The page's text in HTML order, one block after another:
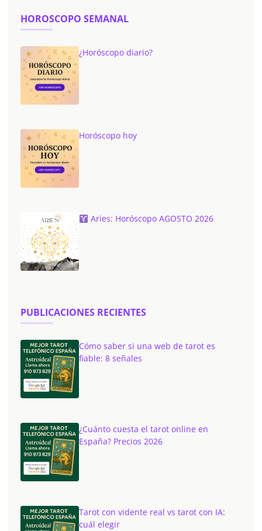
HOROSCOPO SEMANAL
¿Horóscopo diario?
Horóscopo hoy
Aries: Horóscopo AGOSTO 2026
PUBLICACIONES RECIENTES
Cómo saber si una web de tarot es
fiable: 8 señales
¿Cuánto cuesta el tarot online en
España? Precios 2026
Tarot con vidente real vs tarot con IA:
cuál elegir